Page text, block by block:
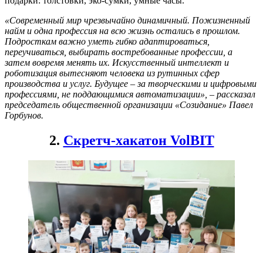
«Современный мир чрезвычайно динамичный. Пожизненный
найм и одна профессия на всю жизнь остались в прошлом.
Подросткам важно уметь гибко адаптироваться,
переучиваться, выбирать востребованные профессии, а
затем вовремя менять их. Искусственный интеллект и
роботизация вытесняют человека из рутинных сфер
производства и услуг. Будущее – за творческими и цифровыми
профессиями, не поддающимися автоматизации», – рассказал
председатель общественной организации «Созидание» Павел
Горбунов.
2. Скретч-хакатон VolBIT